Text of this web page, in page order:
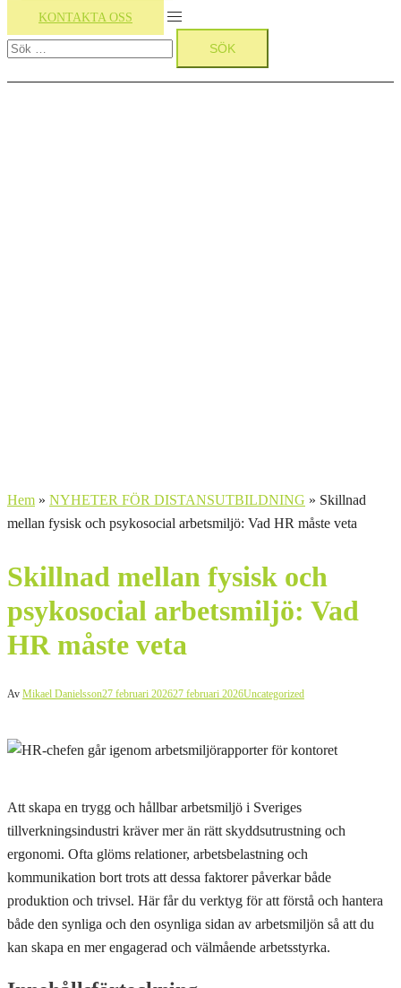
KONTAKTA OSS
Slå
på/av
meny
Sök
efter:
Hem » NYHETER FÖR DISTANSUTBILDNING » Skillnad
mellan fysisk och psykosocial arbetsmiljö: Vad HR måste veta
Skillnad mellan fysisk och
psykosocial arbetsmiljö: Vad
HR måste veta
Av Mikael Danielsson27 februari 202627 februari 2026Uncategorized
Att skapa en trygg och hållbar arbetsmiljö i Sveriges
tillverkningsindustri kräver mer än rätt skyddsutrustning och
ergonomi. Ofta glöms relationer, arbetsbelastning och
kommunikation bort trots att dessa faktorer påverkar både
produktion och trivsel. Här får du verktyg för att förstå och hantera
både den synliga och den osynliga sidan av arbetsmiljön så att du
kan skapa en mer engagerad och välmående arbetsstyrka.